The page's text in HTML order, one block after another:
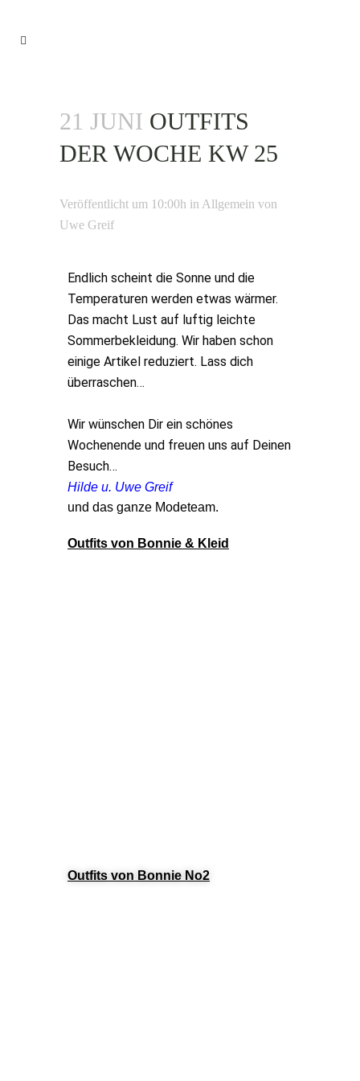
21 JUNI OUTFITS
DER WOCHE KW 25
Veröffentlicht um 10:00h in Allgemein von
Uwe Greif
Endlich scheint die Sonne und die
Temperaturen werden etwas wärmer.
Das macht Lust auf luftig leichte
Sommerbekleidung. Wir haben schon
einige Artikel reduziert. Lass dich
überraschen…
Wir wünschen Dir ein schönes
Wochenende und freuen uns auf Deinen
Besuch…
Hilde u. Uwe Greif
und das ganze Modeteam.
Outfits von Bonnie & Kleid
Outfits von Bonnie No2